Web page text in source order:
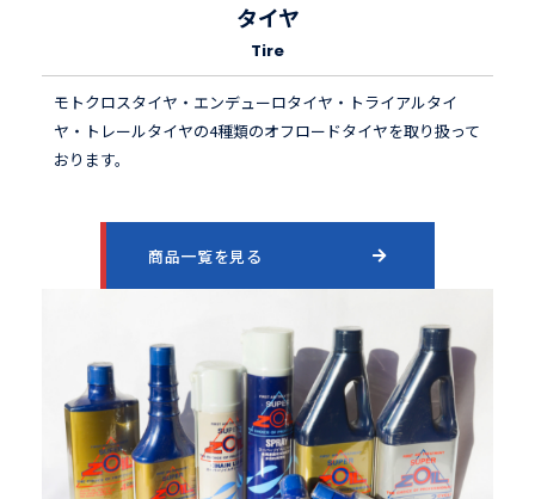
タイヤ
Tire
モトクロスタイヤ・エンデューロタイヤ・トライアルタイ
ヤ・トレールタイヤの4種類のオフロードタイヤを取り扱って
おります。
商品一覧を見る